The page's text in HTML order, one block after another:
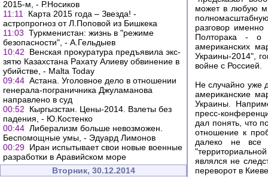
2015-м, - Р.Носиков
11:11
Карта 2015 года – Звезда! -
астропрогноз от Л.Поповой из Бишкека
11:03 Туркменистан: жизнь в "режиме
безопасности", - А.Гельдыев
10:42
Венская прокуратура предъявила экс-
зятю Казахстана Рахату Алиеву обвинение в
убийстве, - Malta Today
09:44 Астана. Уголовное дело в отношении
генерала-пограничника Джуламанова
направлено в суд
00:52
Кыргызстан. Цены-2014. Взлеты без
падения, - Ю.Костенко
00:44 Либерализм больше невозможен.
Беспомощные умы, - Эдуард Лимонов
00:29 Иран испытывает свои новые военные
разработки в Аравийском море
Вторник, 30.12.2014
может в любую
разговор
Полторака - о
американских
Украины-2014",
войне с Россией.
Не случайно уже
американские
Украины.
пресс-
дал понять, что
отношение к
далеко не все
являлся не
переворот в